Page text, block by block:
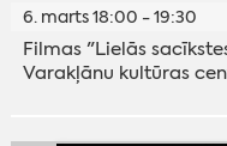
6. marts 18:00 - 19:30
Filmas "Lielās
Varakļānu kultūras